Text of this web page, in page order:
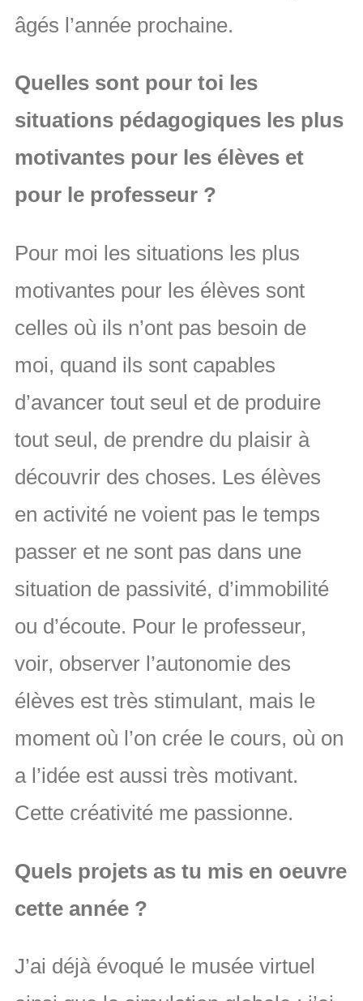
âgés l’année prochaine.
Quelles sont pour toi les
situations pédagogiques les plus
motivantes pour les élèves et
pour le professeur ?
Pour moi les situations les plus
motivantes pour les élèves sont
celles où ils n’ont pas besoin de
moi, quand ils sont capables
d’avancer tout seul et de produire
tout seul, de prendre du plaisir à
découvrir des choses. Les élèves
en activité ne voient pas le temps
passer et ne sont pas dans une
situation de passivité, d’immobilité
ou d’écoute. Pour le professeur,
voir, observer l’autonomie des
élèves est très stimulant, mais le
moment où l’on crée le cours, où on
a l’idée est aussi très motivant.
Cette créativité me passionne.
Quels projets as tu mis en oeuvre
cette année ?
J’ai déjà évoqué le musée virtuel